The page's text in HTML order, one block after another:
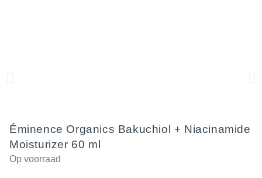
Éminence Organics Bakuchiol + Niacinamide
Moisturizer 60 ml
Op voorraad